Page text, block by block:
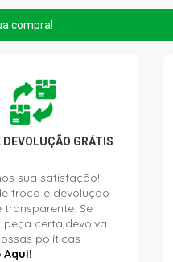
FOX ROUTE HATCH 1.0 8V
2010)
2007)
2007)
FOX CITY HATCH 1.0 8V
FOX ROUTE HATCH 1.0 8V
FLEX (2008 - 2010)
compra!
DEVOLUÇÃO GRÁTIS
sua satisfação!
troca e devolução
transparente. Se
peça certa,devolva.
políticas
Aqui!